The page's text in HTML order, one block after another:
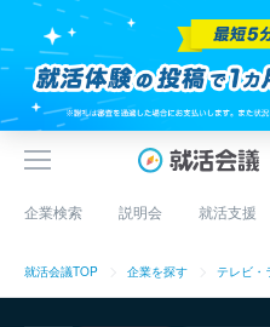
企業検索 説明会 就活支援
就活会議TOP 企業を探す テレビ・